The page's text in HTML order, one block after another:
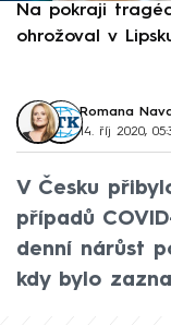
Na pokraji
ohrožoval v
Romana
14. říj 2020,
V Česku
případů
denní nárůst
kdy bylo